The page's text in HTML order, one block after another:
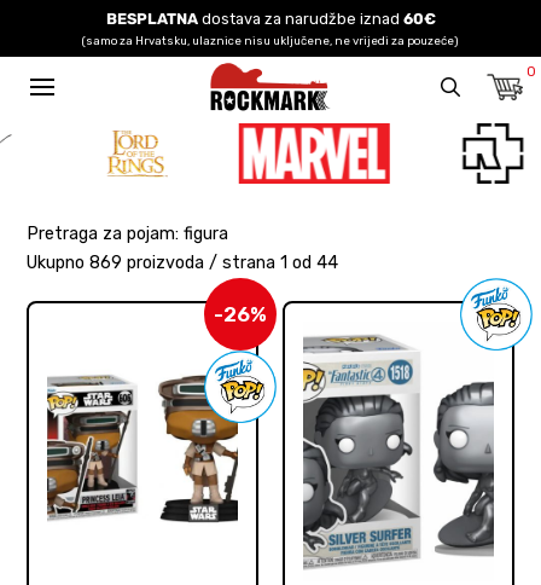
BESPLATNAdostava za narudžbe iznad 60€
(samo za Hrvatsku, ulaznice nisu uključene, ne vrijedi za pouzeće)
0
Pretraga za pojam: figura
Ukupno 869 proizvoda / strana 1 od 44
-26%